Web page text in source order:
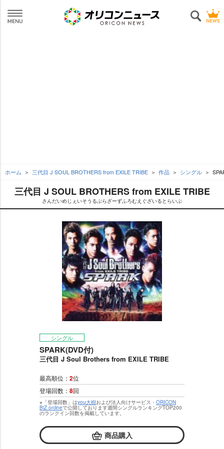
ホーム 三代目 J SOUL BROTHERS from EXILE TRIBE 作品 シングル
三代目 J SOUL BROTHERS from EXILE TRIBE
さんだいめじぇいそうるぶらざーずふろむえぐざいるとらいぶ
シングル
SPARK(DVD付)
三代目 J Soul Brothers from EXILE TRIBE
最高順位： 2位
登場回数： 8回
※「登場回数」はyou大樹および法人向けサービス・ ORICON
BiZ onlineで公開しております週間シングルランキングTOP200
のランクイン回数を掲載しています。
商品購入